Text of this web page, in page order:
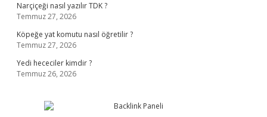
Narçiçeği nasıl yazılır TDK ?
Temmuz 27, 2026
Köpeğe yat komutu nasıl öğretilir ?
Temmuz 27, 2026
Yedi hececiler kimdir ?
Temmuz 26, 2026